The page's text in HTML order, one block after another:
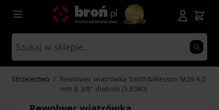
Przejdź do treści
Strzelectwo / Rewolwer wiatrówka Smith&Wesson M29 4,5
mm 8 3/8" diabolo (5.8380)